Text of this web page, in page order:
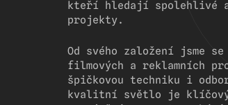
kteří hledají spolehlivé a
projekty.
Od svého založení jsme
filmových a reklamních
špičkovou techniku i
kvalitní světlo je